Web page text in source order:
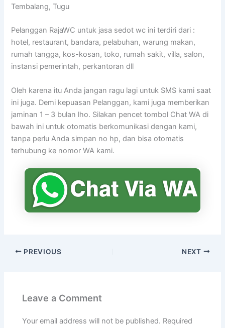
Tembalang, Tugu
Pelanggan RajaWC untuk jasa sedot wc ini terdiri dari :
hotel, restaurant, bandara, pelabuhan, warung makan,
rumah tangga, kos-kosan, toko, rumah sakit, villa, salon,
instansi pemerintah, perkantoran dll
Oleh karena itu Anda jangan ragu lagi untuk SMS kami saat
ini juga. Demi kepuasan Pelanggan, kami juga memberikan
jaminan 1 – 3 bulan lho. Silakan pencet tombol Chat WA di
bawah ini untuk otomatis berkomunikasi dengan kami,
tanpa perlu Anda simpan no hp, dan bisa otomatis
terhubung ke nomor WA kami.
PREVIOUS NEXT
Leave a Comment
Your email address will not be published. Required